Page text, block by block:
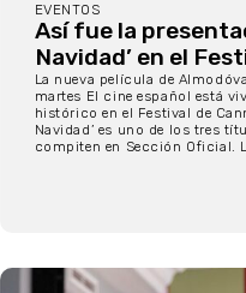
EVENTOS
Así fue la
Navidad’ en el
La nueva película de
martes El cine español está
histórico en el Festival de
Navidad’ es uno de los tres
compiten en Sección Oficial.